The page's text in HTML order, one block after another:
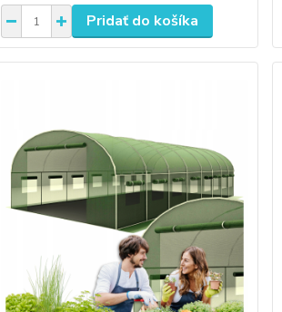
Pridať do košíka